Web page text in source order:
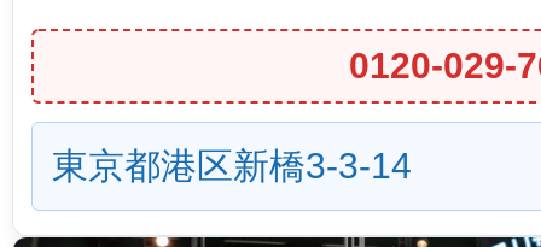
0120-029-
東京都港区新橋3-3-14